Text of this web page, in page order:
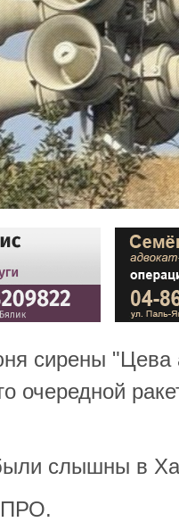
сирены "Цева
очередной
слышны в
ПРО.